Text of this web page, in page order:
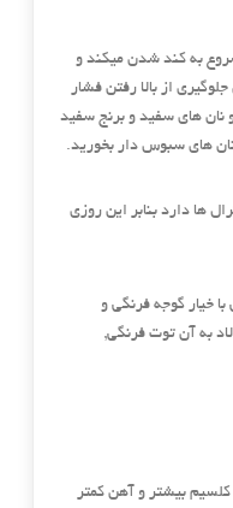
به کند شدن میکند و
از بالا رفتن فشار
نان های سفید و برنج سفید
نان های سبوس دار بخورید.
ها دارد بنابر این روزی
خیار گوجه فرنگی و
به آن توت فرنگی,
کلسیم بیشتر و آهن کمتر